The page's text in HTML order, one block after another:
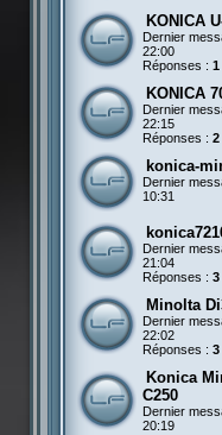
KONICA
Dernier
22:00
Réponses : 1
KONICA
Dernier
22:15
Réponses : 2
konica-
Dernier
10:31
Dernier
21:04
Réponses : 3
Minolta
Dernier
22:02
Réponses : 3
Konica
C250
Dernier
20:19